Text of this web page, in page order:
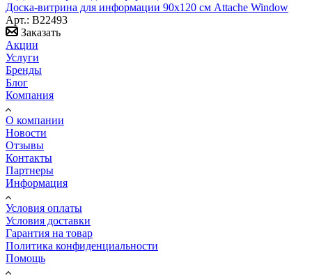
Доска-витрина для информации 90х120 см Attache Window
Арт.: B22493
Заказать
Акции
Услуги
Бренды
Блог
Компания
О компании
Новости
Отзывы
Контакты
Партнеры
Информация
Условия оплаты
Условия доставки
Гарантия на товар
Политика конфиденциальности
Помощь